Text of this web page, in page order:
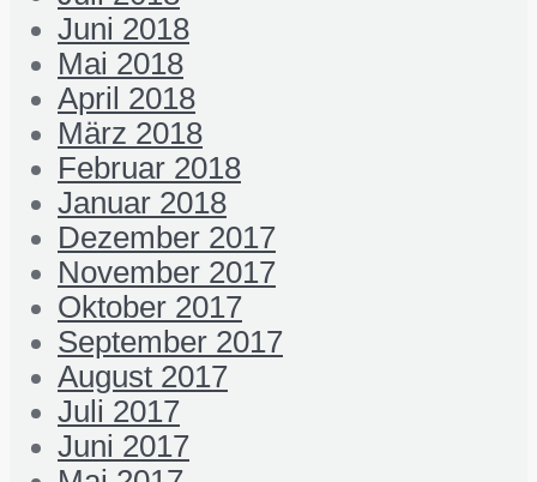
Juni 2018
Mai 2018
April 2018
März 2018
Februar 2018
Januar 2018
Dezember 2017
November 2017
Oktober 2017
September 2017
August 2017
Juli 2017
Juni 2017